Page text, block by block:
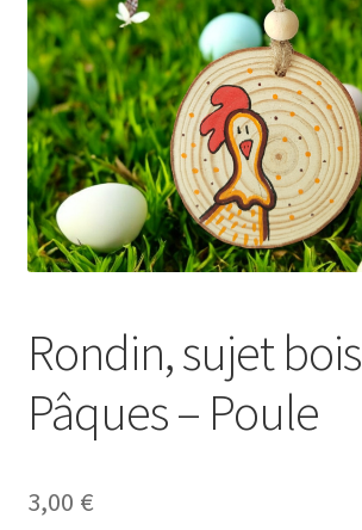
Contact
Se connecter
Rondin, sujet bois
Pâques – Poule
3,00 €